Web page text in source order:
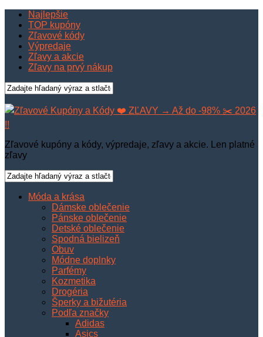
Najlepšie
TOP kupóny
Zľavové kódy
Výpredaje
Zľavy a akcie
Zľavy na prvý nákup
Zľavové kupóny a kódy, výpredaje, zľavy a akcie. Len platné
zľavy
Móda a krása
Dámske oblečenie
Pánske oblečenie
Detské oblečenie
Spodná bielizeň
Obuv
Módne doplnky
Parfémy
Kozmetika
Drogéria
Šperky a bižutéria
Podľa značky
Adidas
Asics